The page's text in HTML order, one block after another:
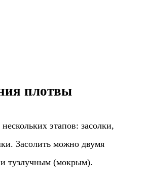
плотвы
этапов: засолки,
Засолить можно двумя
тузлучным (мокрым).